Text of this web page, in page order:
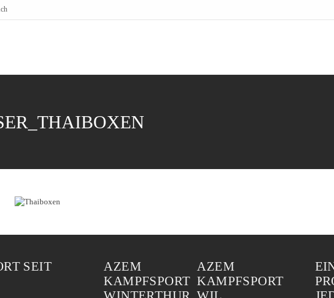
SEIT
AZEM
KAMPFSPORT
AZEM
KAMPFSPORT